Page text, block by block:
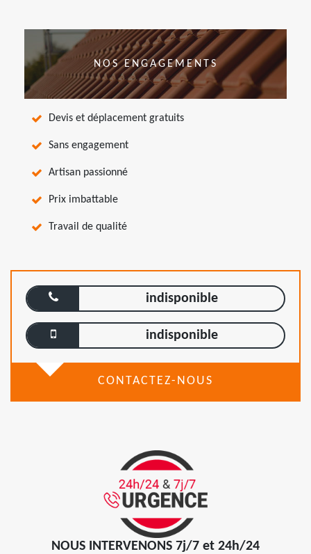
NOS ENGAGEMENTS
Devis et déplacement gratuits
Sans engagement
Artisan passionné
Prix imbattable
Travail de qualité
indisponible
indisponible
CONTACTEZ-NOUS
NOUS INTERVENONS 7j/7 et 24h/24